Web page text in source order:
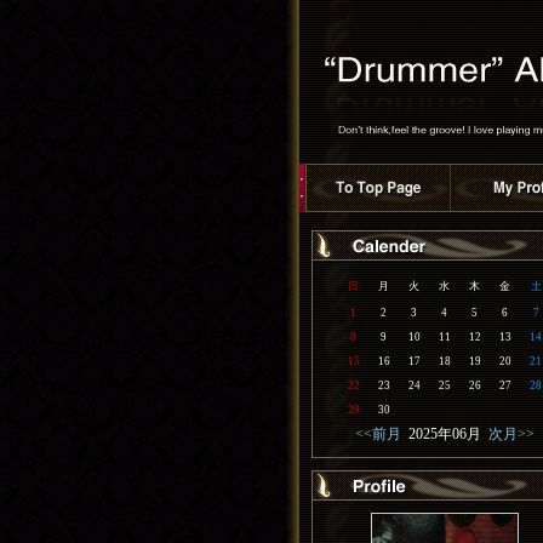
日 月 火 水 木 金 土
1 2 3 4 5 6
7
8
9 10 11 12 13
14
15
16 17 18 19 20
21
22
23 24 25 26 27
28
29
30
<<前月 2025年06月 次月>>